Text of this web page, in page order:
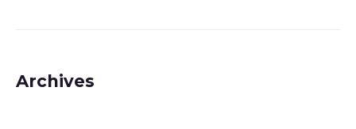
Archives